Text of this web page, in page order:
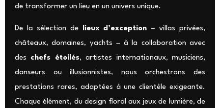
de transformer un lieu en un univers unique.
De la sélection de lieux d’exception – villas privées,
châteaux, domaines, yachts – à la collaboration avec
des chefs étoilés, artistes internationaux, musiciens,
danseurs ou illusionnistes, nous orchestrons des
prestations rares, adaptées à une clientèle exigeante.
Chaque élément, du design floral aux jeux de lumière, de